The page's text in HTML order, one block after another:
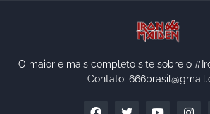
O maior e mais completo site sobre o
Contato: